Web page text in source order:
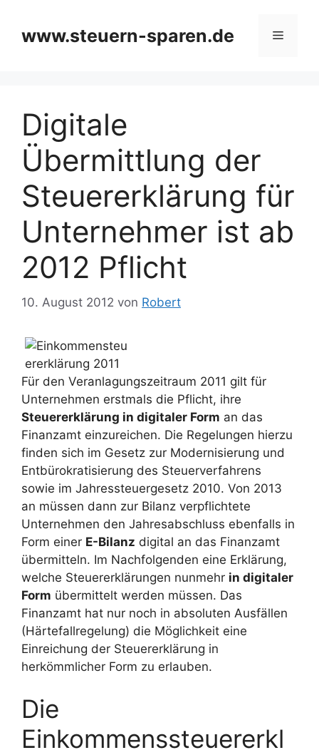
springen
www.steuern-sparen.de Menü
Digitale
Übermittlung der
Steuererklärung für
Unternehmer ist ab
2012 Pflicht
10. August 2012 von Robert
Für den Veranlagungszeitraum 2011 gilt für
Unternehmen erstmals die Pflicht, ihre
Steuererklärung in digitaler Form an das
Finanzamt einzureichen. Die Regelungen hierzu
finden sich im Gesetz zur Modernisierung und
Entbürokratisierung des Steuerverfahrens
sowie im Jahressteuergesetz 2010. Von 2013
an müssen dann zur Bilanz verpflichtete
Unternehmen den Jahresabschluss ebenfalls in
Form einer E-Bilanz digital an das Finanzamt
übermitteln. Im Nachfolgenden eine Erklärung,
welche Steuererklärungen nunmehr in digitaler
Form übermittelt werden müssen. Das
Finanzamt hat nur noch in absoluten Ausfällen
(Härtefallregelung) die Möglichkeit eine
Einreichung der Steuererklärung in
herkömmlicher Form zu erlauben.
Die
Einkommenssteuererkl